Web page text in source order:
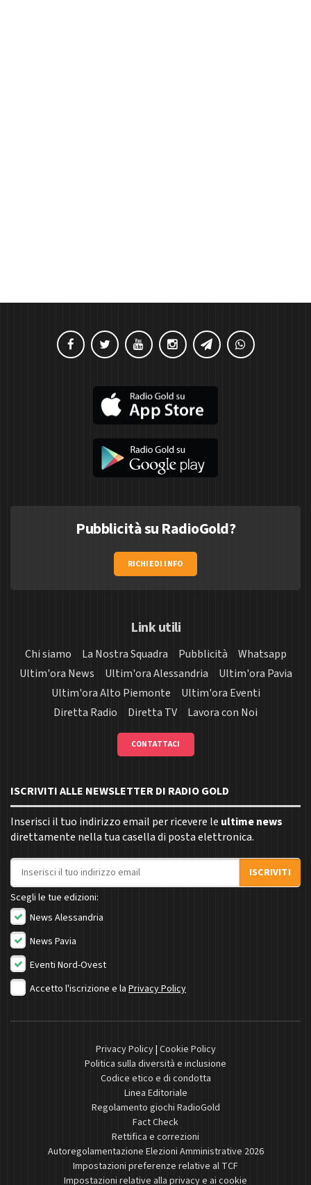
Pubblicità su RadioGold?
RICHIEDI INFO
Link utili
Chi siamo La Nostra Squadra Pubblicità
Whatsapp
Ultim'ora News
Ultim'ora Alessandria
Ultim'ora Pavia
Ultim'ora Alto Piemonte
Ultim'ora Eventi
Diretta Radio
Diretta TV Lavora con Noi
CONTATTACI
ISCRIVITI ALLE NEWSLETTER DI RADIO GOLD
Inserisci il tuo indirizzo email per ricevere le ultime news
direttamente nella tua casella di posta elettronica.
Indirizzo email
ISCRIVITI
Scegli le tue edizioni:
News Alessandria
News Pavia
Eventi Nord-Ovest
Accetto l'iscrizione e la Privacy Policy
Privacy Policy| Cookie Policy
Politica sulla diversità e inclusione
Codice etico e di condotta
Linea Editoriale
Regolamento giochi RadioGold
Fact Check
Rettifica e correzioni
Autoregolamentazione Elezioni Amministrative 2026
Impostazioni preferenze relative al TCF
Impostazioni relative alla privacy e ai cookie